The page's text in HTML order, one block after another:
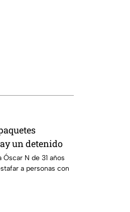
un detenido
N de 31 años
a personas con